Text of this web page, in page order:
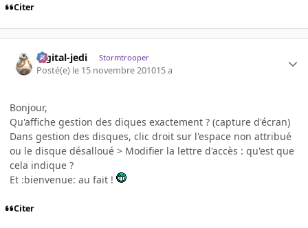
Citer
digital-jedi Stormtrooper
Posté(e) le 15 novembre 201015 a
Bonjour,
Qu'affiche gestion des diques exactement ? (capture d'écran)
Dans gestion des disques, clic droit sur l'espace non attribué
ou le disque désalloué > Modifier la lettre d'accès : qu'est que
cela indique ?
Et :bienvenue: au fait !
Citer